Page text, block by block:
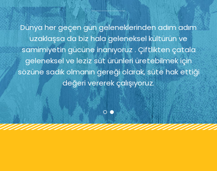
Dünya her geçen gün geleneklerinden adım adım
uzaklaşsa da biz hala geleneksel kültürün ve
samimiyetin gücüne inanıyoruz . Çiftlikten çatala
geleneksel ve leziz süt ürünleri üretebilmek için
sözüne sadık olmanın gereği olarak, süte hak ettiği
değeri vererek çalışıyoruz.